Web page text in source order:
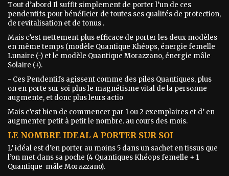
Tout d’abord Il suffit simplement de porter l’un de ces
pendentifs pour bénéficier de toutes ses qualités de protection,
de revitalisation et de tonus .
Mais c’est nettement plus efficace de porter les deux modèles
en même temps (modèle Quantique Khéops, énergie femelle
Lunaire (-) et le modèle Quantique Morazzano, énergie mâle
Solaire (+).
- Ces Pendentifs agissent comme des piles Quantiques, plus
on en porte sur soi plus le magnétisme vital de la personne
augmente, et donc plus leurs actio
Mais c’est bien de commencer par 1 ou 2 exemplaires et d’ en
augmenter petit à petit le nombre. au cours des mois.
LE NOMBRE IDEAL A PORTER SUR SOI
L’ idéal est d’en porter au moins 5 dans un sachet en tissus que
l’on met dans sa poche (4 Quantiques Khéops femelle + 1
Quantique mâle Morazzano).